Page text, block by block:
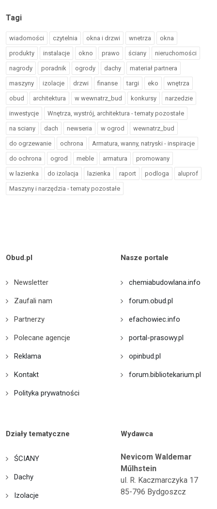
Tagi
wiadomości czytelnia okna i drzwi wnetrza okna
produkty instalacje okno prawo ściany nieruchomości
nagrody poradnik ogrody dachy materiał partnera
maszyny izolacje drzwi finanse targi eko wnętrza
obud architektura w wewnatrz_bud konkursy narzedzie
inwestycje Wnętrza, wystrój, architektura - tematy pozostałe
na sciany dach newseria w ogrod wewnatrz_bud
do ogrzewanie ochrona Armatura, wanny, natryski - inspiracje
do ochrona ogrod meble armatura promowany
w lazienka do izolacja lazienka raport podloga aluprof
Maszyny i narzędzia - tematy pozostałe
Obud.pl
Newsletter
Zaufali nam
Partnerzy
Polecane agencje
Reklama
Kontakt
Polityka prywatności
Nasze portale
chemiabudowlana.info
forum.obud.pl
efachowiec.info
portal-prasowy.pl
opinbud.pl
forum.bibliotekarium.pl
Działy tematyczne
ŚCIANY
Dachy
Izolacje
Wydawca
Nevicom Waldemar
Műlhstein
ul. R. Kaczmarczyka 17
85-796 Bydgoszcz